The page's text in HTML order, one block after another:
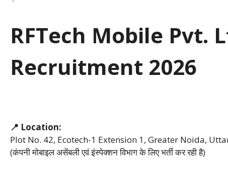
RFTech Mobile Pvt.
Recruitment 2026
📍 Location:
Plot No. 42, Ecotech-1 Extension 1, Greater Noida,
(कंपनी मोबाइल असेंबली एवं इंस्पेक्शन विभाग के लिए भर्ती कर रही है)